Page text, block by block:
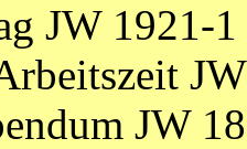
JW 1921-1
JW